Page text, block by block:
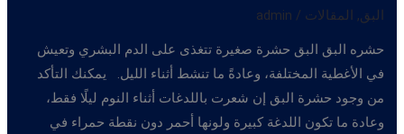
البق , المقالات /
admin
حشره البق البق حشرة صغيرة تتغذى على الدم البشري وتعيش
في الأغطية المختلفة، وعادةً ما تنشط أثناء الليل. يمكنك التأكد
من وجود حشرة البق إن شعرت باللدغات أثناء النوم ليلًا فقط،
وعادة ما تكون اللدغة كبيرة ولونها أحمر دون نقطة حمراء في